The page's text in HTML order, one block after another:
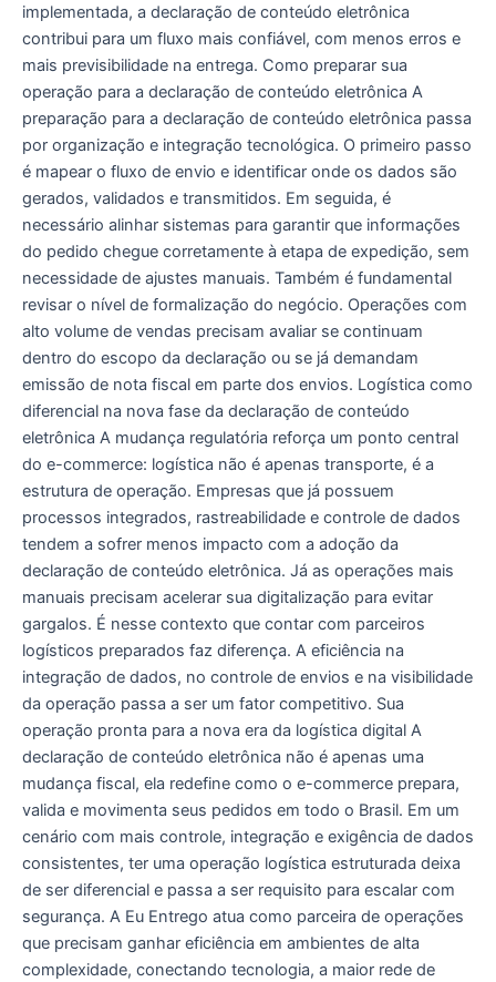
implementada, a declaração de conteúdo eletrônica
contribui para um fluxo mais confiável, com menos erros e
mais previsibilidade na entrega. Como preparar sua
operação para a declaração de conteúdo eletrônica A
preparação para a declaração de conteúdo eletrônica passa
por organização e integração tecnológica. O primeiro passo
é mapear o fluxo de envio e identificar onde os dados são
gerados, validados e transmitidos. Em seguida, é
necessário alinhar sistemas para garantir que informações
do pedido chegue corretamente à etapa de expedição, sem
necessidade de ajustes manuais. Também é fundamental
revisar o nível de formalização do negócio. Operações com
alto volume de vendas precisam avaliar se continuam
dentro do escopo da declaração ou se já demandam
emissão de nota fiscal em parte dos envios. Logística como
diferencial na nova fase da declaração de conteúdo
eletrônica A mudança regulatória reforça um ponto central
do e-commerce: logística não é apenas transporte, é a
estrutura de operação. Empresas que já possuem
processos integrados, rastreabilidade e controle de dados
tendem a sofrer menos impacto com a adoção da
declaração de conteúdo eletrônica. Já as operações mais
manuais precisam acelerar sua digitalização para evitar
gargalos. É nesse contexto que contar com parceiros
logísticos preparados faz diferença. A eficiência na
integração de dados, no controle de envios e na visibilidade
da operação passa a ser um fator competitivo. Sua
operação pronta para a nova era da logística digital A
declaração de conteúdo eletrônica não é apenas uma
mudança fiscal, ela redefine como o e-commerce prepara,
valida e movimenta seus pedidos em todo o Brasil. Em um
cenário com mais controle, integração e exigência de dados
consistentes, ter uma operação logística estruturada deixa
de ser diferencial e passa a ser requisito para escalar com
segurança. A Eu Entrego atua como parceira de operações
que precisam ganhar eficiência em ambientes de alta
complexidade, conectando tecnologia, a maior rede de